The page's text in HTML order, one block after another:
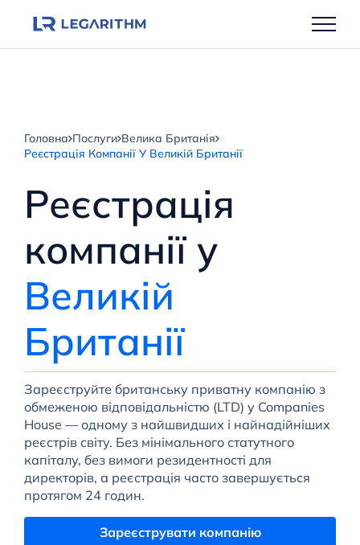
Головна Послуги Велика Британія
Реєстрація Компанії У Великій Британії
Реєстрація
компанії у
Великій
Британії
Зареєструйте британську приватну компанію з
обмеженою відповідальністю (LTD) у Companies
House — одному з найшвидших і найнадійніших
реєстрів світу. Без мінімального статутного
капіталу, без вимоги резидентності для
директорів, а реєстрація часто завершується
протягом 24 годин.
Зареєструвати компанію